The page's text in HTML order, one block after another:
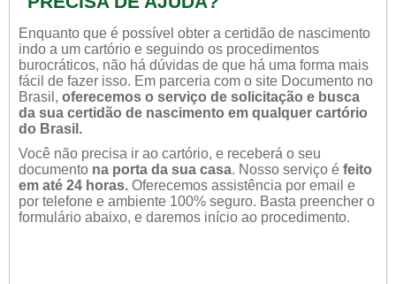
Enquanto que é possível obter a certidão de nascimento
indo a um cartório e seguindo os procedimentos
burocráticos, não há dúvidas de que há uma forma mais
fácil de fazer isso. Em parceria com o site Documento no
Brasil, oferecemos o serviço de solicitação e busca
da sua certidão de nascimento em qualquer cartório
do Brasil.
Você não precisa ir ao cartório, e receberá o seu
documento na porta da sua casa. Nosso serviço é feito
em até 24 horas. Oferecemos assistência por email e
por telefone e ambiente 100% seguro. Basta preencher o
formulário abaixo, e daremos início ao procedimento.